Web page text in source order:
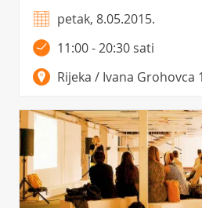
petak, 8.05.2015.
11:00 - 20:30 sati
Rijeka / Ivana Grohovca